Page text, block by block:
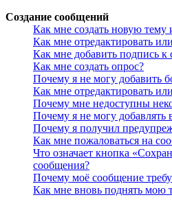
Создание сообщений
Как мне создать новую тему
Как мне отредактировать
Как мне добавить подпись
Как мне создать опрос?
Почему я не могу добавить
Как мне отредактировать
Почему мне недоступны
Почему я не могу добавлять
Почему я получил
Как мне пожаловаться на
Что означает кнопка
сообщения?
Почему моё сообщение
Как мне вновь поднять мою